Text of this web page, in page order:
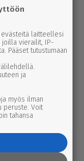
lii­ken­nettä
– syys­
pul­pet­tei­
– naa­pu­ri­
lähes
evästeitä laitteellesi
joilla vierailit, IP-
Pääset tutustumaan
ja
myös ilman
peruste. Voit
tahansa